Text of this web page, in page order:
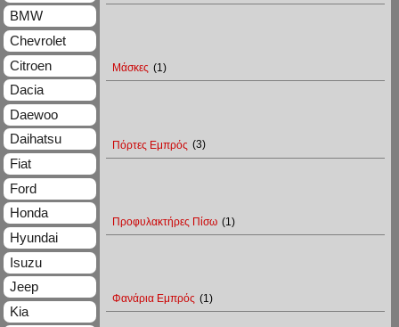
Μάσκες (1)
Πόρτες Εμπρός (3)
Προφυλακτήρες Πίσω (1)
Φανάρια Εμπρός (1)
BMW
Chevrolet
Citroen
Dacia
Daewoo
Daihatsu
Fiat
Ford
Honda
Hyundai
Isuzu
Jeep
Kia